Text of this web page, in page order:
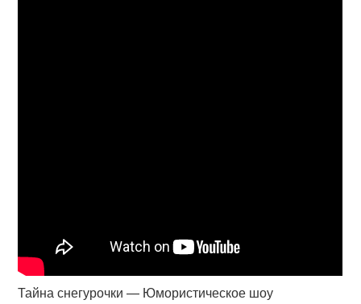
Тайна снегурочки — Юмористическое шоу